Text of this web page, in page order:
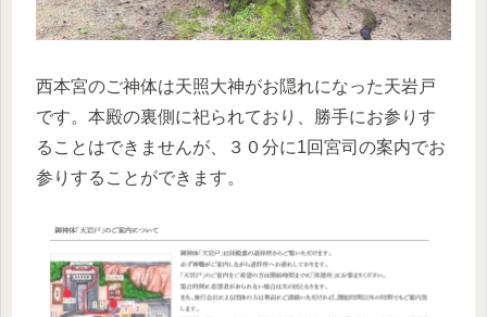
西本宮のご神体は天照大神がお隠れになった天岩戸
です。本殿の裏側に祀られており、勝手にお参りす
ることはできませんが、３０分に1回宮司の案内でお
参りすることができます。